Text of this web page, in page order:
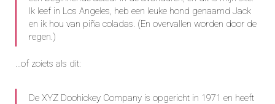
Ik leef in Los Angeles, heb een leuke hond genaamd Jack
en ik hou van piña coladas. (En overvallen worden door de
regen.)
…of zoiets als dit:
De XYZ Doohickey Company is opgericht in 1971 en heeft